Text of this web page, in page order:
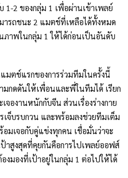
1-2 ของกลุ่ม 1 เพื่อผ่านเข้าเพลย์
ารถชนะ 2 แมตช์ที่เหลือได้ทั้งหมด
ภาพในกลุ่ม 1 ให้ได้ก่อนเป็นอันดับ
มตช์แรกของการร่วมทีมในครั้งนี้
มกดดันให้เพื่อนและพี่ในทีมได้ เรียก
จองานหนักกับจีน ส่วนเรื่องร่างกาย
จ็บรบกวน และพร้อมลงช่วยทีมเต็ม
มเจอกับคู่แข่งทุกคน เชื่อมั่นว่าจะ
าสูงสุดที่คุยกันคือการไปเพลย์ออฟส์
มองที่เป้าอยู่ในกลุ่ม 1 ต่อไปให้ได้